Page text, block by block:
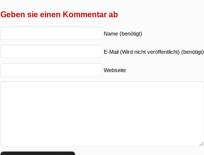
Geben sie einen Kommentar ab
Name (benötigt)
E-Mail (Wird nicht veröffentlicht) (benötigt)
Webseite